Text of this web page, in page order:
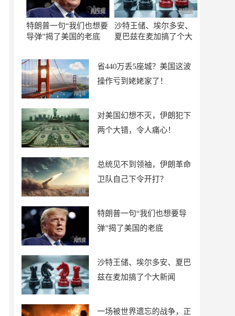
特朗普一句“我们也想要
导弹”揭了美国的老底
沙特王储、埃尔多安、
夏巴兹在麦加搞了个大
省440万丢5座城？美国这波
操作亏到姥姥家了！
对美国幻想不灭，伊朗犯下
两个大错，令人痛心！
总统见不到领袖，伊朗革命
卫队自己下令开打？
特朗普一句“我们也想要导
弹”揭了美国的老底
沙特王储、埃尔多安、夏巴
兹在麦加搞了个大新闻
一场被世界遗忘的战争，正